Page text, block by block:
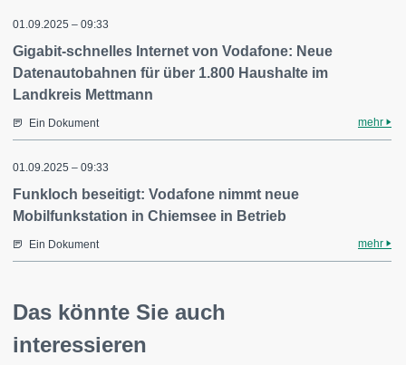
01.09.2025 – 09:33
Gigabit-schnelles Internet von Vodafone: Neue
Datenautobahnen für über 1.800 Haushalte im
Landkreis Mettmann
Ein Dokument mehr
01.09.2025 – 09:33
Funkloch beseitigt: Vodafone nimmt neue
Mobilfunkstation in Chiemsee in Betrieb
Ein Dokument mehr
Das könnte Sie auch
interessieren